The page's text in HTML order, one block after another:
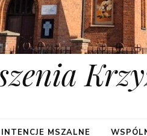
INTENCJE MSZALNE